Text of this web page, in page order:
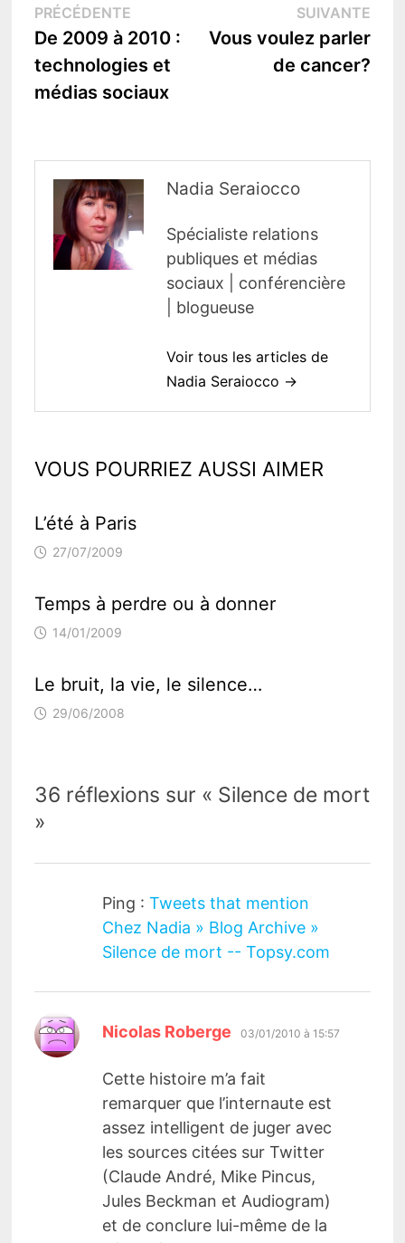
de
l’article
PRÉCÉDENTEPublication
précédente :
De 2009 à 2010 :
technologies et
médias sociaux
SUIVANTE
Vous voulez parler
de cancer?
Nadia Seraiocco
Spécialiste relations
publiques et médias
sociaux | conférencière
| blogueuse
Voir tous les articles de
Nadia Seraiocco →
VOUS POURRIEZ AUSSI AIMER
L’été à Paris
27/07/2009
Temps à perdre ou à donner
14/01/2009
Le bruit, la vie, le silence…
29/06/2008
36 réflexions sur « Silence de mort
»
Ping : Tweets that mention
Chez Nadia » Blog Archive »
Silence de mort -- Topsy.com
Nicolas Roberge dit :
03/01/2010 à 15:57
Cette histoire m’a fait
remarquer que l’internaute est
assez intelligent de juger avec
les sources citées sur Twitter
(Claude André, Mike Pincus,
Jules Beckman et Audiogram)
et de conclure lui-même de la